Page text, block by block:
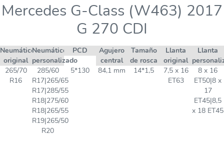
Mercedes G-Class (W463) 2017
G 270 CDI
Neumático
original
Neumático
personalizado
PCD
Agujero
central
Tamaño
de rosca
Llanta
original
Llanta
265/70
R16
285/60
R17|265/65
R17|285/55
R18|275/60
R18|265/55
R19|265/50
R20
5*130 84,1 mm 14*1,5
7,5 x 16
ET63
8 x 16
ET50|8 x
17
ET45|8,5
x 18 ET45